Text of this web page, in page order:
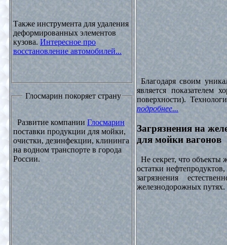
Также инструмента для удаления
деформированных элементов
кузова.Интересное про
восстановление автомобилей...
Глосмарин покоряет страну
Развитие компании Глосмарин
поставки продукции для мойки,
очистки, дезинфекции, клининга
на водном транспорте в города
России.
Благодаря своим
является показателем
поверхности).
подробнее...
Загрязнения на
для мойки вагонов
Не секрет, что объекты
остатки нефтепродуктов,
загрязнения
железнодорожных путях.